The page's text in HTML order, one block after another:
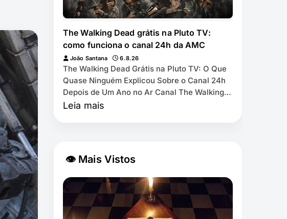
The Walking Dead grátis na Pluto TV:
como funciona o canal 24h da AMC
João Santana 6.8.26
The Walking Dead Grátis na Pluto TV: O Que
Quase Ninguém Explicou Sobre o Canal 24h
Depois de Um Ano no Ar Canal The Walking
Dead by AMC exibe as 11 temporadas de
Leia mais
👁 Mais Vistos